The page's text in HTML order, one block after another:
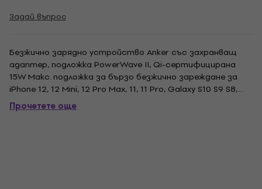
Задай въпрос
Безжично зарядно устройство Anker със захранващ
адаптер, подложка PowerWave II, Qi-сертифицирана
15W Макс. подложка за бързо безжично зареждане за
iPhone 12, 12 Mini, 12 Pro Max, 11, 11 Pro, Galaxy S10 S9 S8,
Note 10 Note 9 и други. Поставете телефона или AirPods
в центъра на подложката и PowerWave ще свърши
Прочетете още